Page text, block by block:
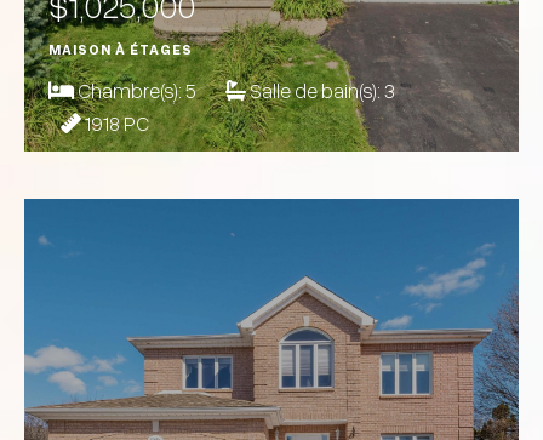
MAISON À ÉTAGES
Chambre(s):5 Salle de bain(s):3
1918 PC